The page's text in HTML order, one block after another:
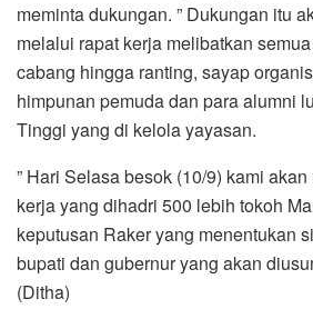
meminta dukungan. ” Dukungan itu
melalui rapat kerja melibatkan
cabang hingga ranting, sayap
himpunan pemuda dan para alumni
Tinggi yang di kelola yayasan.
” Hari Selasa besok (10/9) kami
kerja yang dihadri 500 lebih tokoh
keputusan Raker yang menentukan
bupati dan gubernur yang akan
(Ditha)